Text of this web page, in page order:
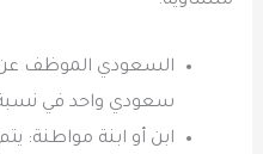
السعودي الموظف
سعودي واحد في
ابن أو ابنة